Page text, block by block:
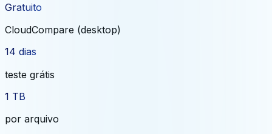
Gratuito
CloudCompare (desktop)
14 dias
teste grátis
1 TB
por arquivo